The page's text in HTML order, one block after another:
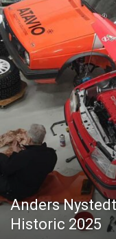
Anders
Historic 2025